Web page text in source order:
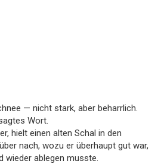
— nicht stark, aber beharrlich.
Wort.
hielt einen alten Schal in den
nach, wozu er überhaupt gut war,
wieder ablegen musste.